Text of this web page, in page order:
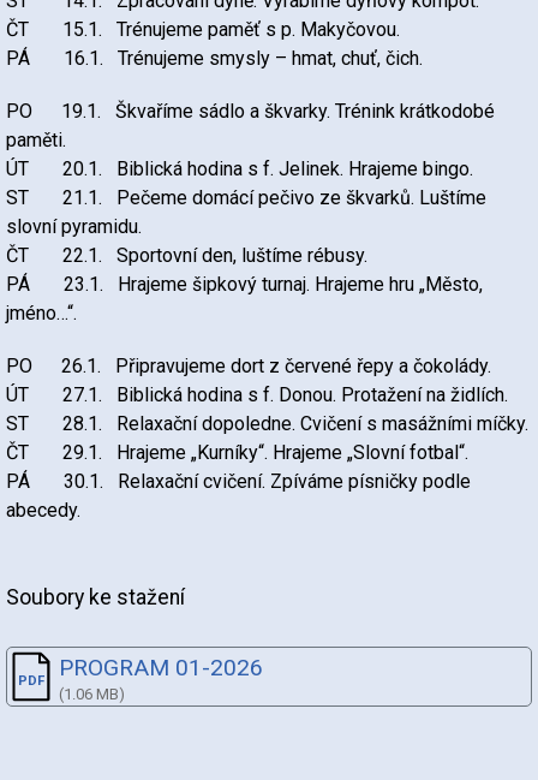
ČT 15.1. Trénujeme paměť s p. Makyčovou.
PÁ 16.1. Trénujeme smysly – hmat, chuť, čich.
PO 19.1. Škvaříme sádlo a škvarky. Trénink krátkodobé
paměti.
ÚT 20.1. Biblická hodina s f. Jelinek. Hrajeme bingo.
ST 21.1. Pečeme domácí pečivo ze škvarků. Luštíme
slovní pyramidu.
ČT 22.1. Sportovní den, luštíme rébusy.
PÁ 23.1. Hrajeme šipkový turnaj. Hrajeme hru „Město,
jméno…“.
PO 26.1. Připravujeme dort z červené řepy a čokolády.
ÚT 27.1. Biblická hodina s f. Donou. Protažení na židlích.
ST 28.1. Relaxační dopoledne. Cvičení s masážními míčky.
ČT 29.1. Hrajeme „Kurníky“. Hrajeme „Slovní fotbal“.
PÁ 30.1. Relaxační cvičení. Zpíváme písničky podle
abecedy.
Soubory ke stažení
PROGRAM 01-2026
(1.06 MB)